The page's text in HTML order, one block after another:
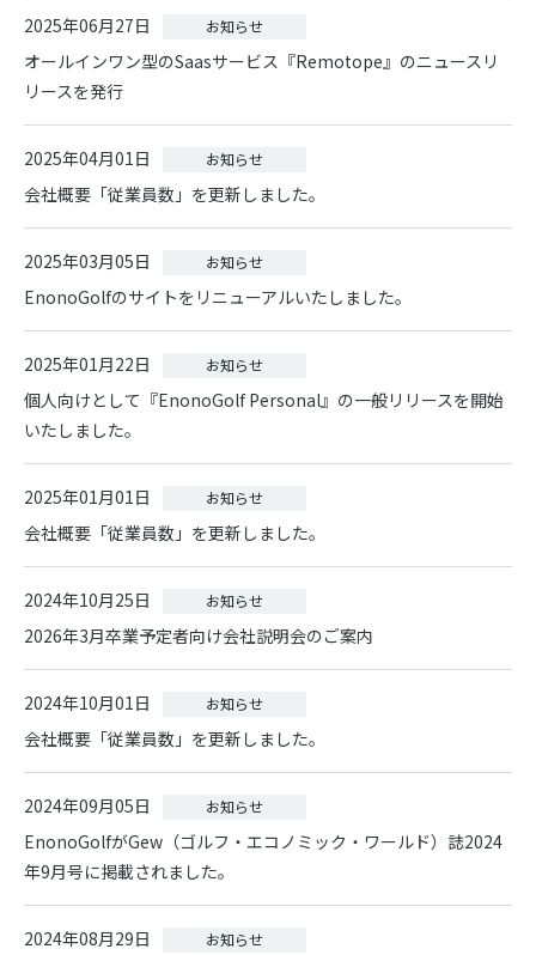
2025年06月27日 お知らせ
オールインワン型のSaasサービス『Remotope』のニュースリ
リースを発行
2025年04月01日 お知らせ
会社概要「従業員数」を更新しました。
2025年03月05日 お知らせ
EnonoGolfのサイトをリニューアルいたしました。
2025年01月22日 お知らせ
個人向けとして『EnonoGolf Personal』の一般リリースを開始
いたしました。
2025年01月01日 お知らせ
会社概要「従業員数」を更新しました。
2024年10月25日 お知らせ
2026年3月卒業予定者向け会社説明会のご案内
2024年10月01日 お知らせ
会社概要「従業員数」を更新しました。
2024年09月05日 お知らせ
EnonoGolfがGew（ゴルフ・エコノミック・ワールド）誌2024
年9月号に掲載されました。
2024年08月29日 お知らせ